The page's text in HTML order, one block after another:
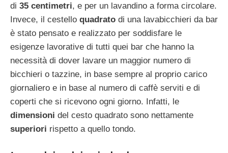
di 35 centimetri, e per un lavandino a forma circolare.
Invece, il cestello quadrato di una lavabicchieri da bar
è stato pensato e realizzato per soddisfare le
esigenze lavorative di tutti quei bar che hanno la
necessità di dover lavare un maggior numero di
bicchieri o tazzine, in base sempre al proprio carico
giornaliero e in base al numero di caffè serviti e di
coperti che si ricevono ogni giorno. Infatti, le
dimensioni del cesto quadrato sono nettamente
superiori rispetto a quello tondo.